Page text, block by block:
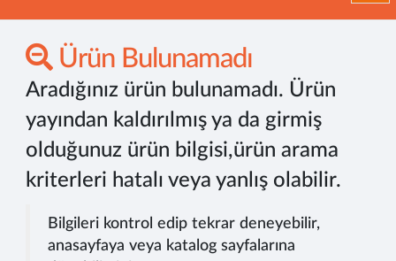
Ürün Bulunamadı
Aradığınız ürün bulunamadı. Ürün
yayından kaldırılmış ya da girmiş
olduğunuz ürün bilgisi,ürün arama
kriterleri hatalı veya yanlış olabilir.
Bilgileri kontrol edip tekrar deneyebilir,
anasayfaya veya katalog sayfalarına